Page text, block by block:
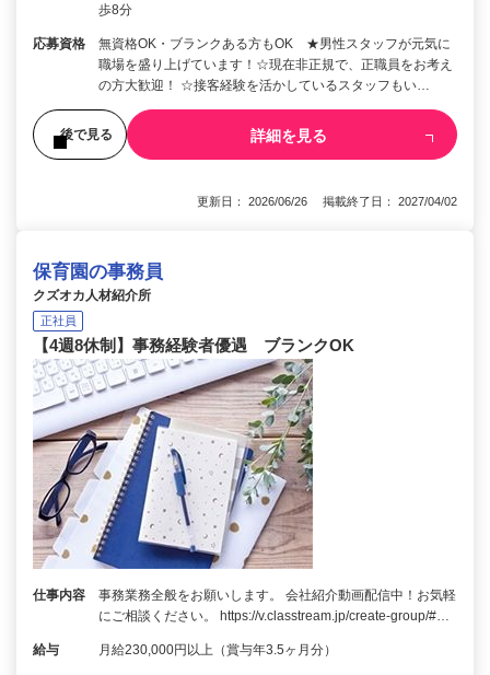
歩8分
応募資格
無資格OK・ブランクある方もOK ★男性スタッフが元気に
職場を盛り上げています！☆現在非正規で、正職員をお考え
の方大歓迎！ ☆接客経験を活かしているスタッフもい…
後で見る 詳細を見る
更新日： 2026/06/26 掲載終了日： 2027/04/02
保育園の事務員
クズオカ人材紹介所
正社員
【4週8休制】事務経験者優遇 ブランクOK
仕事内容
事務業務全般をお願いします。 会社紹介動画配信中！お気軽
にご相談ください。 https://v.classtream.jp/create-group/#…
給与 月給230,000円以上（賞与年3.5ヶ月分）